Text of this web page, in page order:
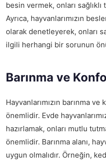
besin vermek, onları
Ayrıca, hayvanlarımızın
olarak denetleyerek, onları
ilgili herhangi bir sorunun
Barınma ve
Hayvanlarımızın barınma
önemlidir. Evde
hazırlamak, onları mutlu
önemlidir. Barınma alanı,
uygun olmalıdır. Örneğin,